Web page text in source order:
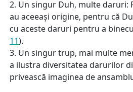
2. Un singur Duh, multe
au aceeași origine, pentru că
cu aceste daruri pentru a
11).
3. Un singur trup, mai multe
a ilustra diversitatea darurilor
privească imaginea de